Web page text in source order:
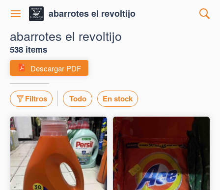
abarrotes el revoltijo
abarrotes el revoltijo
538 items
Descargar PDF
Filtros Todo En stock